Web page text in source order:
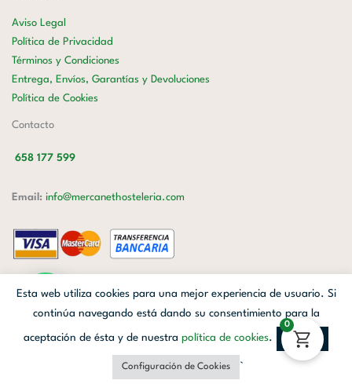
Aviso Legal
Política de Privacidad
Términos y Condiciones
Entrega, Envíos, Garantías y Devoluciones
Política de Cookies
Contacto
658 177 599
Email: info@mercanethosteleria.com
Mercanet © 2026.| Diseñado porAvanzada Digital| Webmaster
Facebook Linkedin Instagram
Esta web utiliza cookies para una mejor experiencia de usuario. Si
continúa navegando está dando su consentimiento para la
aceptación de ésta y de nuestra política de cookies. Aceptar
Configuración de Cookies `
0